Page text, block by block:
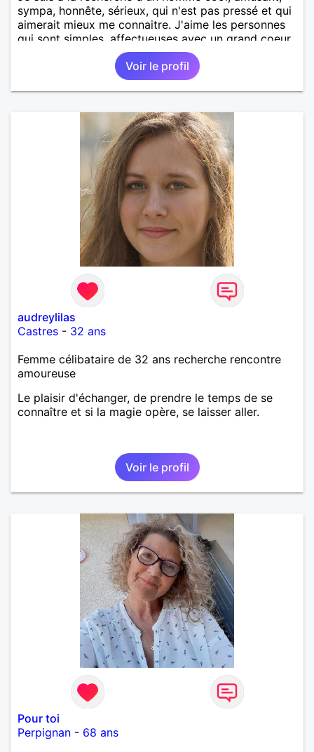
sympa, honnête, sérieux, qui n'est pas pressé et qui
aimerait mieux me connaitre. J'aime les personnes
qui sont simples, affectueuses avec un grand coeur.
Voir le profil
audreylilas
Castres - 32 ans
Femme célibataire de 32 ans recherche rencontre
amoureuse
Le plaisir d'échanger, de prendre le temps de se
connaître et si la magie opère, se laisser aller.
Voir le profil
Pour toi
Perpignan - 68 ans